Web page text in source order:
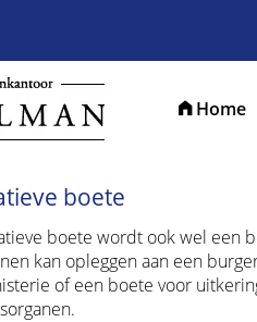
Home
boete
boete wordt ook wel een
kan opleggen aan een
of een boete voor